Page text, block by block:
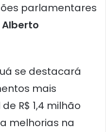
parlamentares
Alberto
se destacará
mais
R$ 1,4 milhão
melhorias na